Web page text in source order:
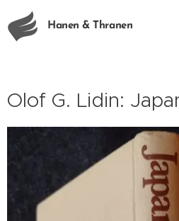
Hanen & Thranen
Olof G. Lidin: